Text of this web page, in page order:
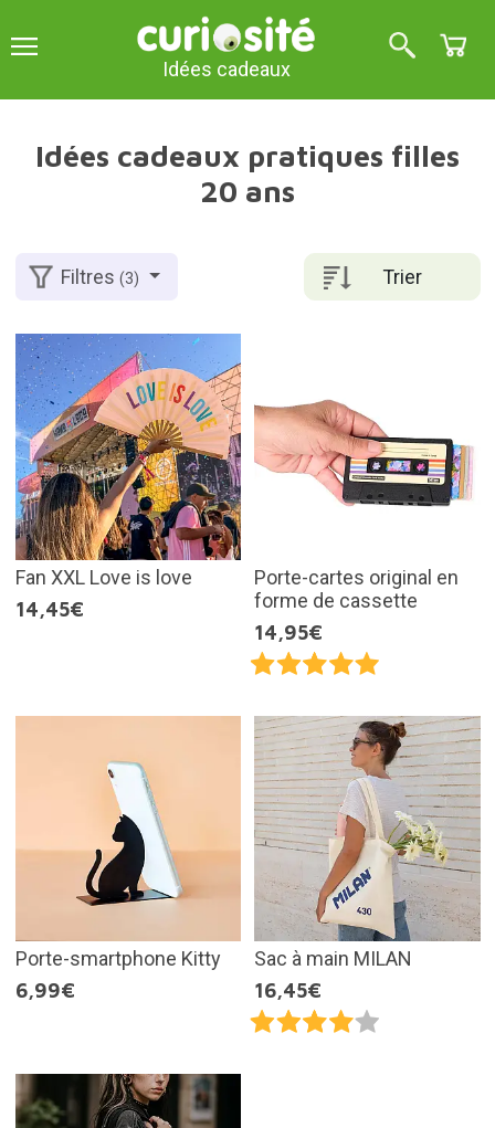
Idées cadeaux
Idées cadeaux pratiques filles
20 ans
Trier
Filtres(3)
Fan XXL Love is love
14,45€
Porte-cartes original en
forme de cassette
14,95€
Porte-smartphone Kitty
6,99€
Sac à main MILAN
16,45€